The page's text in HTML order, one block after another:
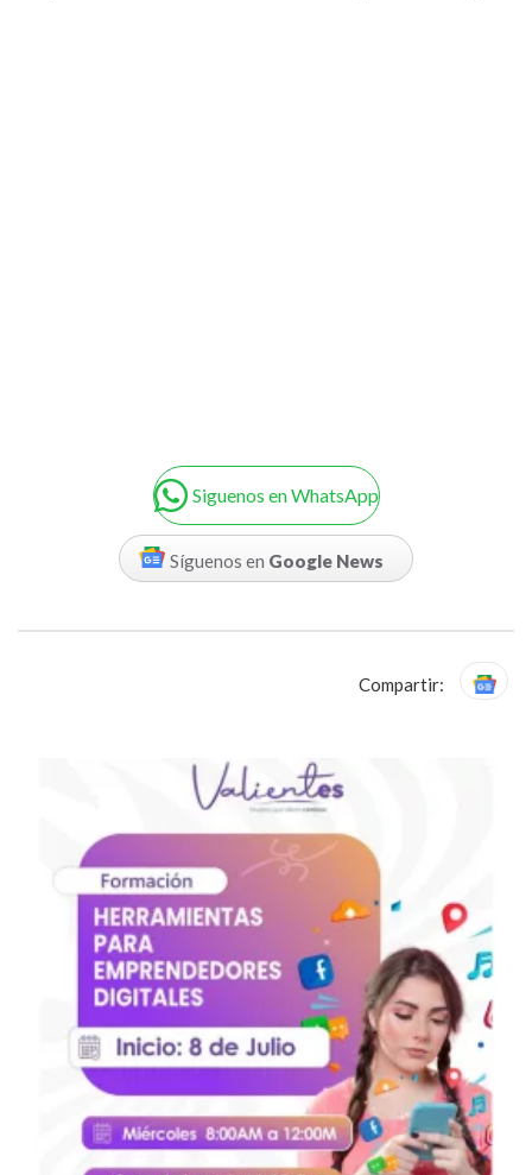
Siguenos en WhatsApp
Síguenos en Google News
Compartir: